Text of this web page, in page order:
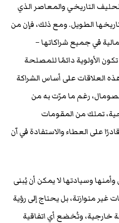
التاريخي والمعاصر الذي
الطويل. ومع ذلك، فإن من
في جميع شراكاتها –
تكون الأولوية دائمًا للمصلحة
العلاقات على أساس الشراكة
رغم ما مرّت به من
تملك من المقومات
على العطاء والاستفادة في آن
وسيادتها لا يمكن أن يُبنى
غير متوازنة، بل يحتاج إلى رؤية
وتُخضع أي اتفاقية